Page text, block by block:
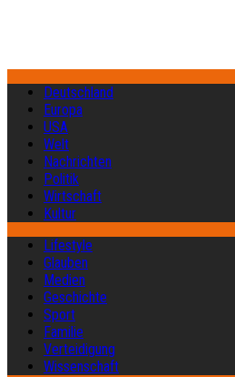
Deutschland
Europa
USA
Welt
Nachrichten
Politik
Wirtschaft
Kultur
Lifestyle
Glauben
Medien
Geschichte
Sport
Familie
Verteidigung
Wissenschaft